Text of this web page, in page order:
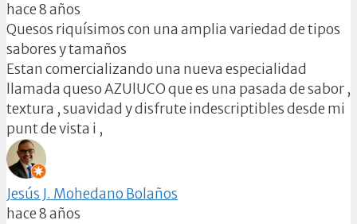
hace 8 años
Quesos riquísimos con una amplia variedad de tipos
sabores y tamaños
Estan comercializando una nueva especialidad
llamada queso AZUlUCO que es una pasada de sabor ,
textura , suavidad y disfrute indescriptibles desde mi
punt de vista i ,
Jesús J. Mohedano Bolaños
hace 8 años